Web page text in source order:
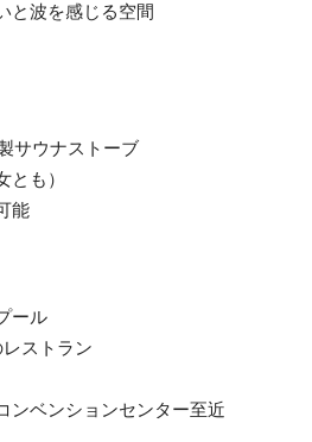
と波を感じる空間
サウナストーブ
も）
能
ール
ストラン
ンベンションセンター至近